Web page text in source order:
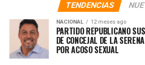
TENDENCIAS
NACIONAL 12 meses ago
PARTIDO REPUBLICANO
DE CONCEJAL DE LA
POR ACOSO SEXUAL